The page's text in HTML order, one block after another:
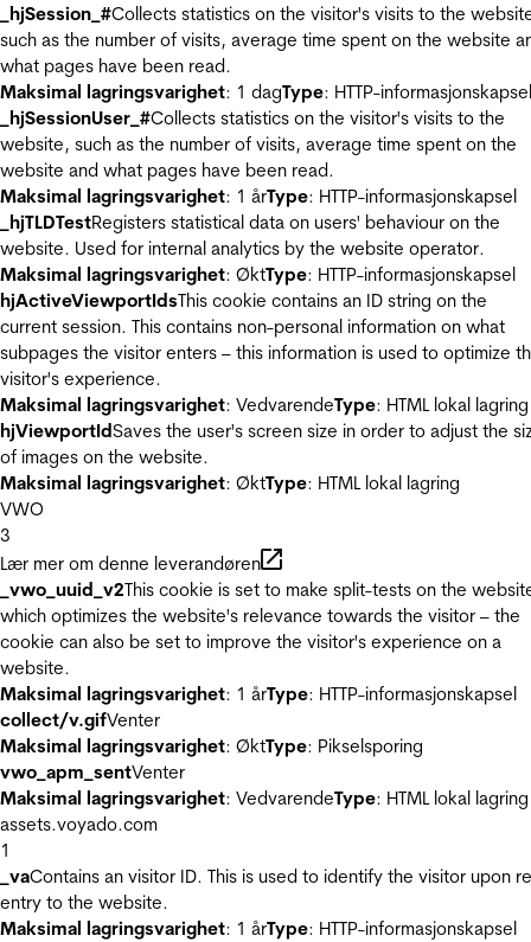
_hjSession_#Collects statistics on the visitor's visits to the
such as the number of visits, average time spent on the website
what pages have been read.
Maksimal lagringsvarighet: 1 dagType: HTTP-informasjonskapsel
_hjSessionUser_#Collects statistics on the visitor's visits to the
website, such as the number of visits, average time spent on the
website and what pages have been read.
Maksimal lagringsvarighet: 1 årType: HTTP-informasjonskapsel
_hjTLDTestRegisters statistical data on users' behaviour on the
website. Used for internal analytics by the website operator.
Maksimal lagringsvarighet: ØktType: HTTP-informasjonskapsel
hjActiveViewportIdsThis cookie contains an ID string on the
current session. This contains non-personal information on what
subpages the visitor enters – this information is used to optimize
visitor's experience.
Maksimal lagringsvarighet: VedvarendeType: HTML lokal lagring
hjViewportIdSaves the user's screen size in order to adjust the
of images on the website.
Maksimal lagringsvarighet: ØktType: HTML lokal lagring
VWO
3
Lær mer om denne leverandøren
_vwo_uuid_v2This cookie is set to make split-tests on the
which optimizes the website's relevance towards the visitor – the
cookie can also be set to improve the visitor's experience on a
website.
Maksimal lagringsvarighet: 1 årType: HTTP-informasjonskapsel
collect/v.gifVenter
Maksimal lagringsvarighet: ØktType: Pikselsporing
vwo_apm_sentVenter
Maksimal lagringsvarighet: VedvarendeType: HTML lokal lagring
assets.voyado.com
1
_vaContains an visitor ID. This is used to identify the visitor upon
entry to the website.
Maksimal lagringsvarighet: 1 årType: HTTP-informasjonskapsel